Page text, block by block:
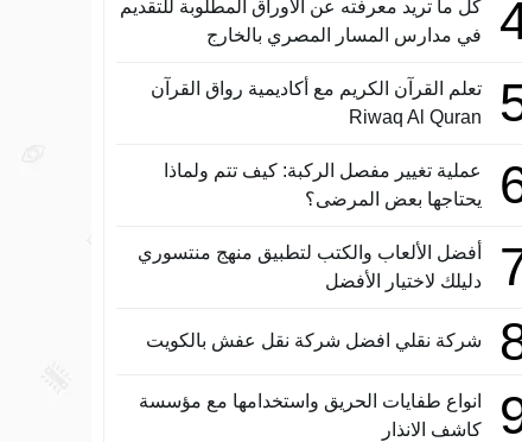
كل ما تريد معرفته عن الأوراق المطلوبة للتقديم
في مدارس المسار المصري بالخارج
تعلم القرآن الكريم مع أكاديمية رواق القرآن
Riwaq Al Quran
عملية تغيير مفصل الركبة: كيف تتم ولماذا
يحتاجها بعض المرضى؟
أفضل الألعاب والكتب لتطبيق منهج منتسوري
دليلك لاختيار الأفضل
شركة نقلي افضل شركة نقل عفش بالكويت
انواع طفايات الحريق واستخدامها مع مؤسسة
كاشف الانذار